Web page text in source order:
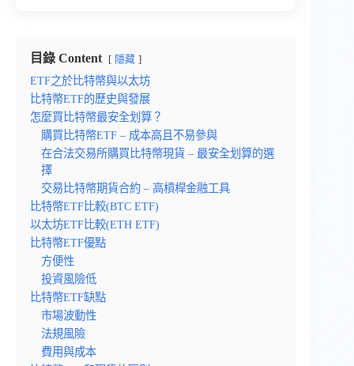
目錄 Content 隱藏
ETF之於比特幣與以太坊
比特幣ETF的歷史與發展
怎麼買比特幣最安全划算？
購買比特幣ETF – 成本高且不易參與
在合法交易所購買比特幣現貨 – 最安全划算的選
擇
交易比特幣期貨合約 – 高槓桿金融工具
比特幣ETF比較(BTC ETF)
以太坊ETF比較(ETH ETF)
比特幣ETF優點
方便性
投資風險低
比特幣ETF缺點
市場波動性
法規風險
費用與成本